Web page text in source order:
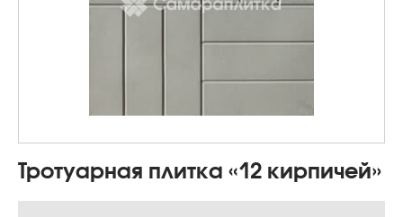
Тротуарная плитка «12 кирпичей»